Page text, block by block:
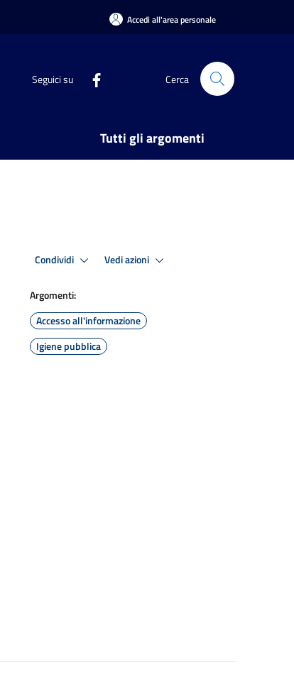
Accedi all'area personale
Seguici su Cerca
Tutti gli argomenti
Condividi Vedi azioni
Argomenti:
Accesso all'informazione
Igiene pubblica